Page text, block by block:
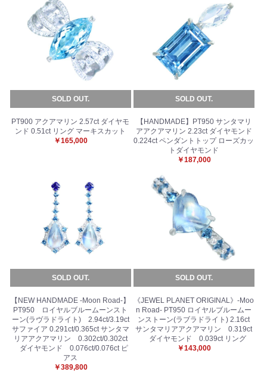
SOLD OUT.
PT900 アクアマリン 2.57ct ダイヤモ
ンド 0.51ct リング マーキスカット
￥165,000
SOLD OUT.
【HANDMADE】PT950 サンタマリ
アアクアマリン 2.23ct ダイヤモンド
0.224ct ペンダントトップ ローズカッ
トダイヤモンド
￥187,000
SOLD OUT.
【NEW HANDMADE -Moon Road-】
PT950 ロイヤルブルームーンスト
ーン(ラヴラドライト) 2.94ct/3.19ct
サファイア 0.291ct/0.365ct サンタマ
リアアクアマリン 0.302ct/0.302ct
ダイヤモンド 0.076ct/0.076ct ピ
アス
￥389,800
SOLD OUT.
《JEWEL PLANET ORIGINAL》-Moo
n Road- PT950 ロイヤルブルームー
ンストーン(ラブラドライト) 2.16ct
サンタマリアアクアマリン 0.319ct
ダイヤモンド 0.039ct リング
￥143,000